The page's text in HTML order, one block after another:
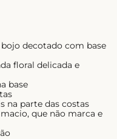
decotado com base
floral delicada e
base
na parte das costas
que não marca e